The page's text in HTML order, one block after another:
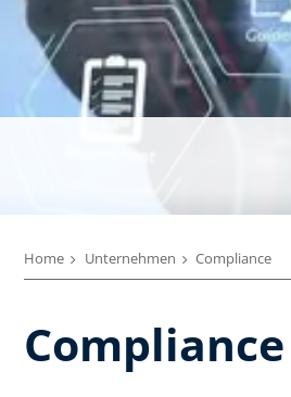
Home Unternehmen Compliance
Compliance